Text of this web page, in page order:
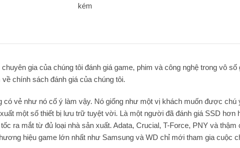
kém
chuyên gia của chúng tôi đánh giá game, phim và công nghệ trong vô số
chính sách đánh giá của chúng tôi.
có vẻ như nó cố ý làm vậy. Nó giống như một vị khách muốn được chú
một số thiết bị lưu trữ tuyệt vời. Là một người đã đánh giá SSD hơn
ra mắt từ đủ loại nhà sản xuất. Adata, Crucial, T-Force, PNY và thậm
hiệu game lớn nhất như Samsung và WD chỉ mới tham gia cuộc